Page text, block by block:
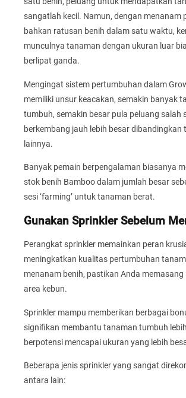
sangatlah kecil. Namun, dengan menanam
bahkan ratusan benih dalam satu waktu,
munculnya tanaman dengan ukuran luar
berlipat ganda.
Mengingat sistem pertumbuhan dalam
memiliki unsur keacakan, semakin banyak
tumbuh, semakin besar pula peluang salah
berkembang jauh lebih besar dibandingkan
lainnya.
Banyak pemain berpengalaman biasanya
stok benih Bamboo dalam jumlah besar
sesi ‘farming’ untuk tanaman berat.
Gunakan Sprinkler Sebelum
Perangkat sprinkler memainkan peran
meningkatkan kualitas pertumbuhan
menanam benih, pastikan Anda memasang
area kebun.
Sprinkler mampu memberikan berbagai
signifikan membantu tanaman tumbuh
berpotensi mencapai ukuran yang lebih
Beberapa jenis sprinkler yang sangat
antara lain: